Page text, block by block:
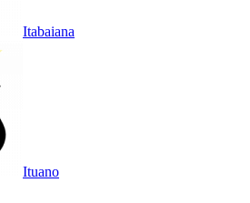
Itabaiana
Ituano